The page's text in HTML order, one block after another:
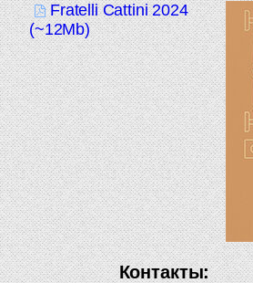
Fratelli Cattini 2024
(~12Mb)
Контакты: